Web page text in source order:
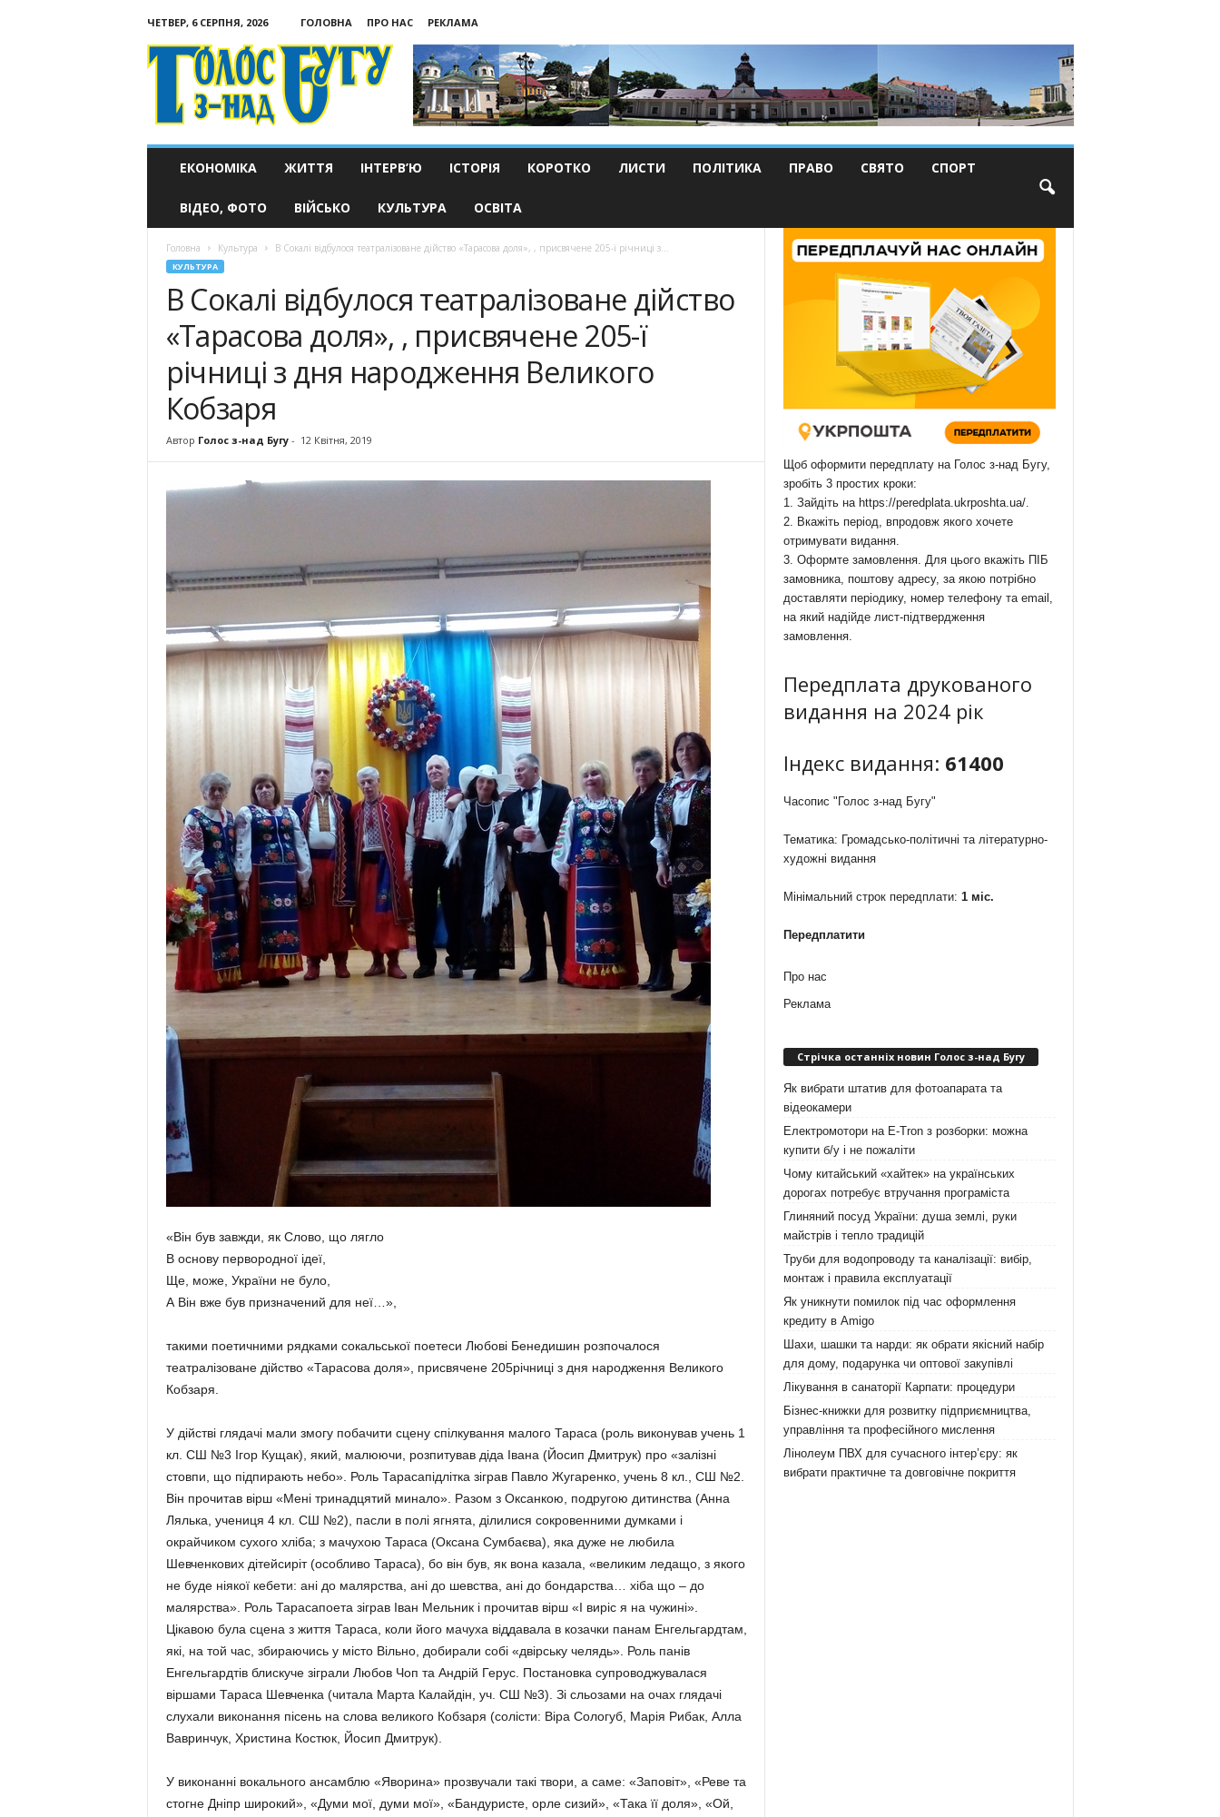
ЧЕТВЕР, 6 СЕРПНЯ, 2026 ГОЛОВНА ПРО НАС
РЕКЛАМА
Голос
з-
ЕКОНОМІКА ЖИТТЯ ІНТЕРВ’Ю ІСТОРІЯ КОРОТКО ЛИСТИ ПОЛІТИКА ПРАВО СВЯТО СПОРТ
ВІДЕО, ФОТО ВІЙСЬКО КУЛЬТУРА ОСВІТА
Головна Культура В Сокалі відбулося театралізоване дійство «Тарасова доля», , присвячене 205-ї річниці з...
КУЛЬТУРА
В Сокалі відбулося театралізоване дійство
«Тарасова доля», , присвячене 205-ї
річниці з дня народження Великого
Кобзаря
Автор Голос з-над Бугу- 12 Квітня, 2019
«Він був завжди, як Слово, що лягло
В основу первородної ідеї,
Ще, може, України не було,
А Він вже був призначений для неї…»,
такими поетичними рядками сокальської поетеси Любові Бенедишин розпочалося
театралізоване дійство «Тарасова доля», присвячене 205річниці з дня народження Великого
Кобзаря.
У дійстві глядачі мали змогу побачити сцену спілкування малого Тараса (роль виконував учень 1
кл. СШ №3 Ігор Кущак), який, малюючи, розпитував діда Івана (Йосип Дмитрук) про «залізні
стовпи, що підпирають небо». Роль Тарасапідлітка зіграв Павло Жугаренко, учень 8 кл., СШ №2.
Він прочитав вірш «Мені тринадцятий минало». Разом з Оксанкою, подругою дитинства (Анна
Лялька, учениця 4 кл. СШ №2), пасли в полі ягнята, ділилися сокровенними думками і
окрайчиком сухого хліба; з мачухою Тараса (Оксана Сумбаєва), яка дуже не любила
Шевченкових дітейсиріт (особливо Тараса), бо він був, як вона казала, «великим ледащо, з якого
не буде ніякої кебети: ані до малярства, ані до шевства, ані до бондарства… хіба що – до
малярства». Роль Тарасапоета зіграв Іван Мельник і прочитав вірш «І виріс я на чужині».
Цікавою була сцена з життя Тараса, коли його мачуха віддавала в козачки панам Енгельгардтам,
які, на той час, збираючись у місто Вільно, добирали собі «двірську челядь». Роль панів
Енгельгардтів блискуче зіграли Любов Чоп та Андрій Герус. Постановка супроводжувалася
віршами Тараса Шевченка (читала Марта Калайдін, уч. СШ №3). Зі сльозами на очах глядачі
слухали виконання пісень на слова великого Кобзаря (солісти: Віра Сологуб, Марія Рибак, Алла
Вавринчук, Христина Костюк, Йосип Дмитрук).
У виконанні вокального ансамблю «Яворина» прозвучали такі твори, а саме: «Заповіт», «Реве та
стогне Дніпр широкий», «Думи мої, думи мої», «Бандуристе, орле сизий», «Така її доля», «Ой,
Щоб оформити передплату на Голос з-над Бугу,
зробіть 3 простих кроки:
1. Зайдіть на https://peredplata.ukrposhta.ua/.
2. Вкажіть період, впродовж якого хочете
отримувати видання.
3. Оформте замовлення. Для цього вкажіть ПІБ
замовника, поштову адресу, за якою потрібно
доставляти періодику, номер телефону та email,
на який надійде лист-підтвердження
замовлення.
Передплата друкованого
видання на 2024 рік
Індекс видання: 61400
Часопис "Голос з-над Бугу"
Тематика: Громадсько-політичні та літературно-
художні видання
Мінімальний строк передплати: 1 міс.
Передплатити
Про нас
Реклама
Стрічка останніх новин Голос з-над Бугу
Як вибрати штатив для фотоапарата та
відеокамери
Електромотори на E-Tron з розборки: можна
купити б/у і не пожаліти
Чому китайський «хайтек» на українських
дорогах потребує втручання програміста
Глиняний посуд України: душа землі, руки
майстрів і тепло традицій
Труби для водопроводу та каналізації: вибір,
монтаж і правила експлуатації
Як уникнути помилок під час оформлення
кредиту в Amigo
Шахи, шашки та нарди: як обрати якісний набір
для дому, подарунка чи оптової закупівлі
Лікування в санаторії Карпати: процедури
Бізнес-книжки для розвитку підприємництва,
управління та професійного мислення
Лінолеум ПВХ для сучасного інтер’єру: як
вибрати практичне та довговічне покриття